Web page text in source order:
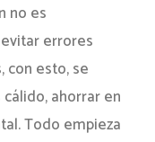
no es
errores
con esto, se
ahorrar en
Todo empieza